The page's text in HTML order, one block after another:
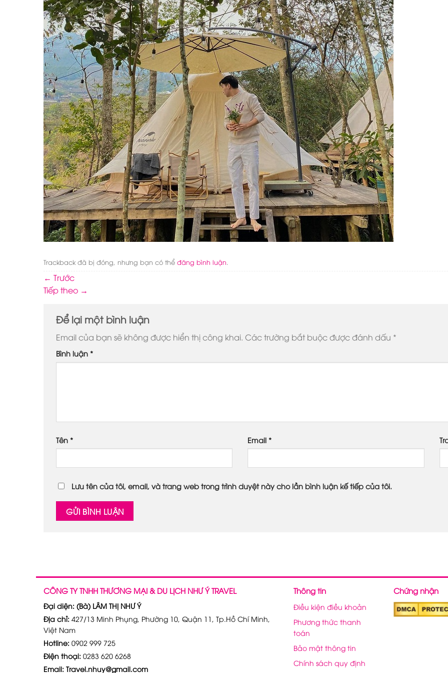
Trackback đã bị đóng, nhưng bạn có thể đăng bình luận.
← Trước
Tiếp theo →
Để lại một bình luận
Email của bạn sẽ không được hiển thị công khai. Các trường bắt buộc được đánh dấu *
Bình luận *
Tên * Email *
Lưu tên của tôi, email, và trang web trong trình duyệt này cho lần bình luận kế tiếp của tôi.
CÔNG TY TNHH THƯƠNG MẠI & DU LỊCH NHƯ Ý TRAVEL
Đại diện: (Bà) LÂM THỊ NHƯ Ý
Địa chỉ: 427/13 Minh Phụng, Phường 10, Quận 11, Tp.Hồ Chí Minh,
Việt Nam
Hotline: 0902 999 725
Điện thoại: 0283 620 6268
Email: Travel.nhuy@gmail.com
Thông tin
Điều kiện điều khoản
Phương thức thanh
toán
Bảo mật thông tin
Chính sách quy định
Chứng nhận